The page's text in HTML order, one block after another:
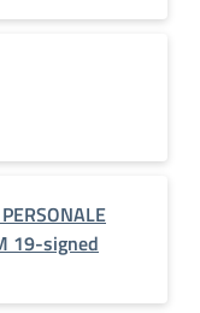
19-signed